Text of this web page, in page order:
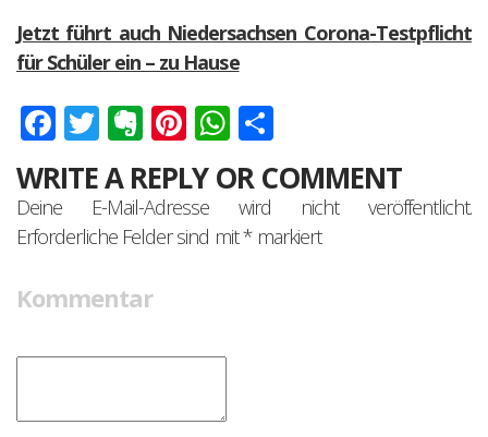
Jetzt führt auch Niedersachsen Corona-Testpflicht
für Schüler ein – zu Hause
Facebook
Twitter
Evernote
Pinterest
WhatsApp
WRITE A REPLY OR COMMENT
Deine E-Mail-Adresse wird nicht veröffentlicht.
Erforderliche Felder sind mit*markiert
Kommentar